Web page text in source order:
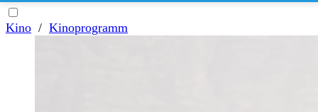
Kino / Kinoprogramm